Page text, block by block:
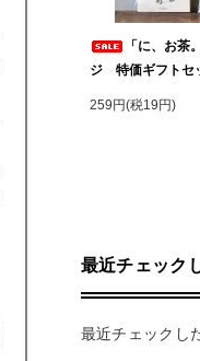
「に、お茶
ジ 特価ギフトセ
259円(税19円)
最近チェック
最近チェックし